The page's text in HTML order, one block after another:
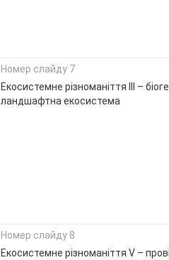
Номер слайду 7
Екосистемне різноманіття ІІІ –
ландшафтна екосистема
Номер слайду 8
Екосистемне різноманіття V –